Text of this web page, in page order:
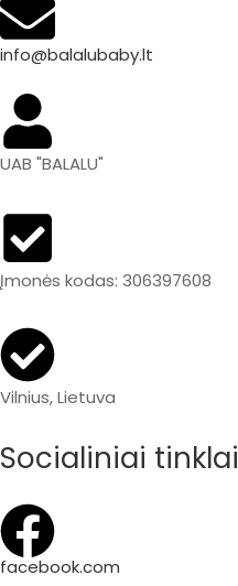
info@balalubaby.lt
UAB "BALALU"
Įmonės kodas: 306397608
Vilnius, Lietuva
Socialiniai tinklai
facebook.com